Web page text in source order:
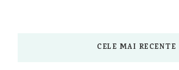
CELE MAI RECENTE